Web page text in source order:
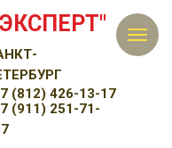
(911) 251-71-
(812) 426-13-17